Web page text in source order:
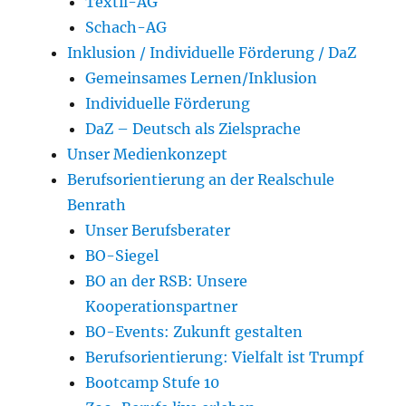
Schach-AG
Inklusion / Individuelle Förderung / DaZ
Gemeinsames Lernen/Inklusion
Individuelle Förderung
DaZ – Deutsch als Zielsprache
Unser Medienkonzept
Berufsorientierung an der Realschule
Benrath
Unser Berufsberater
BO-Siegel
BO an der RSB: Unsere
Kooperationspartner
BO-Events: Zukunft gestalten
Berufsorientierung: Vielfalt ist Trumpf
Bootcamp Stufe 10